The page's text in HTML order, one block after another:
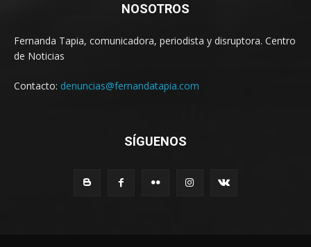
NOSOTROS
Fernanda Tapia, comunicadora, periodista y disruptora. Centro
de Noticias
Contacto: denuncias@fernandatapia.com
SÍGUENOS